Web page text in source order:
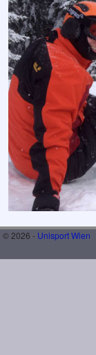
© 2026 - Unisport Wien